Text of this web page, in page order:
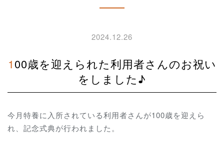
2024.12.26
100歳を迎えられた利用者さんのお祝い
をしました♪
今月特養に入所されている利用者さんが100歳を迎えら
れ、記念式典が行われました。